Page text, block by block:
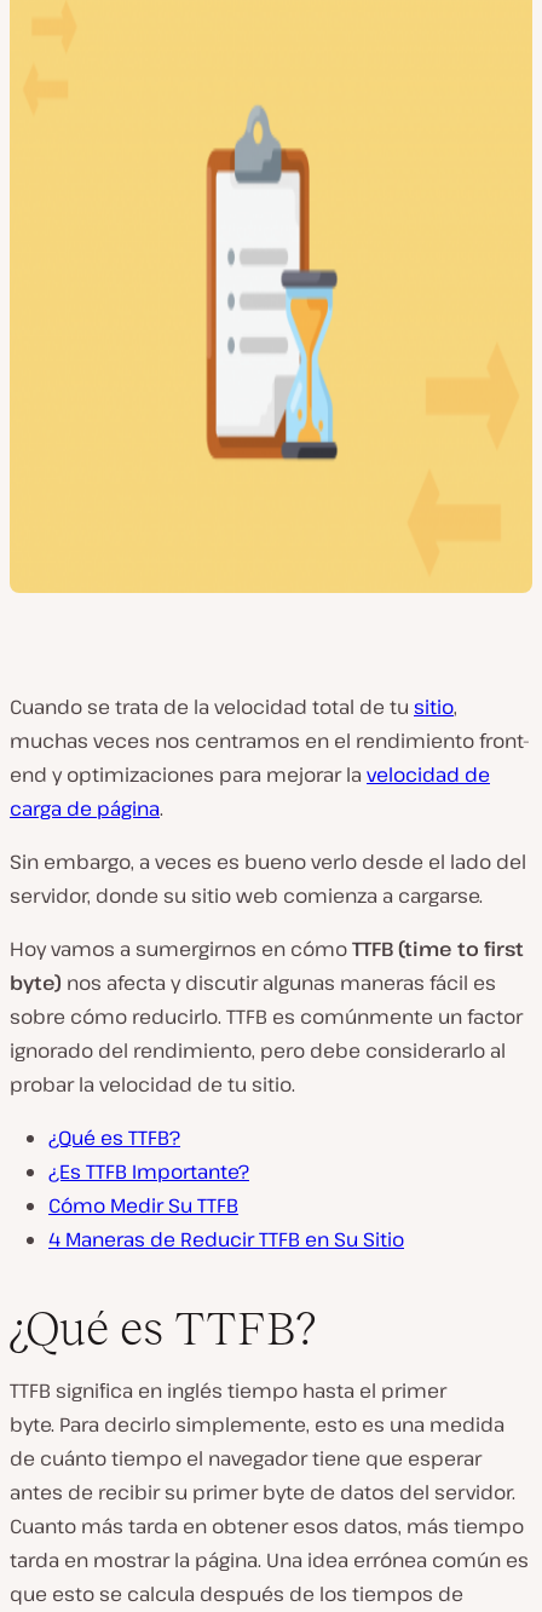
Cuando se trata de la velocidad total de tu sitio,
muchas veces nos centramos en el rendimiento front-
end y optimizaciones para mejorar la velocidad de
carga de página.
Sin embargo, a veces es bueno verlo desde el lado del
servidor, donde su sitio web comienza a cargarse.
Hoy vamos a sumergirnos en cómoTTFB (time to first
byte) nos afecta y discutir algunas maneras fácil es
sobre cómo reducirlo. TTFB es comúnmente un factor
ignorado del rendimiento, pero debe considerarlo al
probar la velocidad de tu sitio.
¿Qué es TTFB?
¿Es TTFB Importante?
Cómo Medir Su TTFB
4 Maneras de Reducir TTFB en Su Sitio
¿Qué es TTFB?
TTFB significa en inglés tiempo hasta el primer
byte. Para decirlo simplemente, esto es una medida
de cuánto tiempo el navegador tiene que esperar
antes de recibir su primer byte de datos del servidor.
Cuanto más tarda en obtener esos datos, más tiempo
tarda en mostrar la página. Una idea errónea común es
que esto se calcula después de los tiempos de